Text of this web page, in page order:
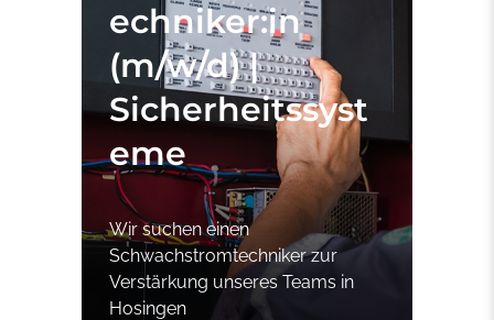
echniker:in
(m/w/d) |
Sicherheitssyst
eme
Wir suchen einen
Schwachstromtechniker zur
Verstärkung unseres Teams in
Hosingen